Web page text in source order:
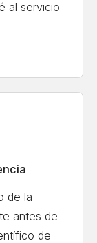
firmantes en
a Internet
al servicio
de la
antes de
de